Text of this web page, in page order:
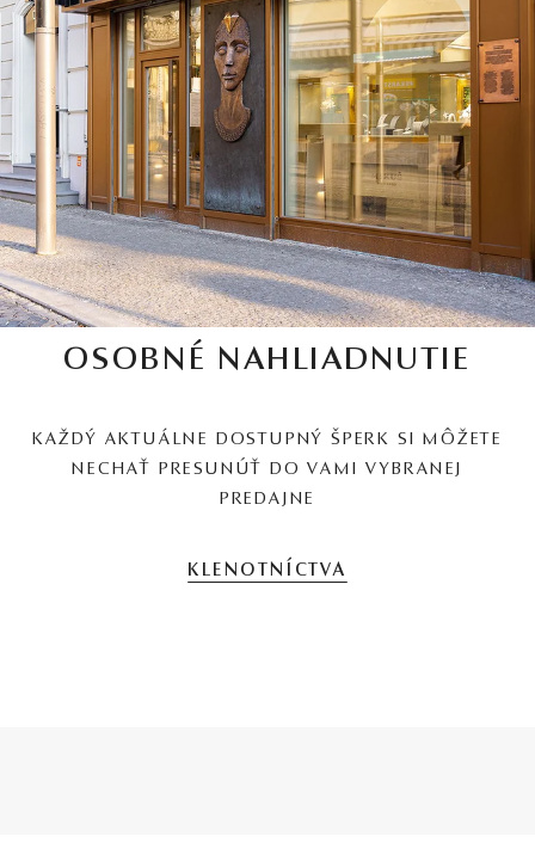
OSOBNÉ NAHLIADNUTIE
KAŽDÝ AKTUÁLNE DOSTUPNÝ ŠPERK SI MÔŽETE
NECHAŤ PRESUNÚŤ DO VAMI VYBRANEJ
PREDAJNE
KLENOTNÍCTVA